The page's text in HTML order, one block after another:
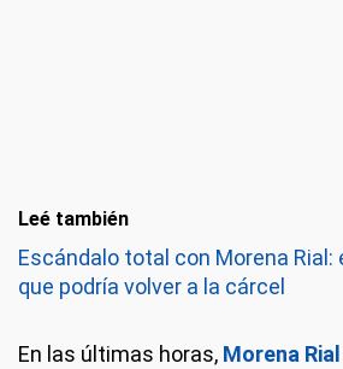
Leé también
Escándalo total con Morena Rial:
que podría volver a la cárcel
En las últimas horas, Morena Rial